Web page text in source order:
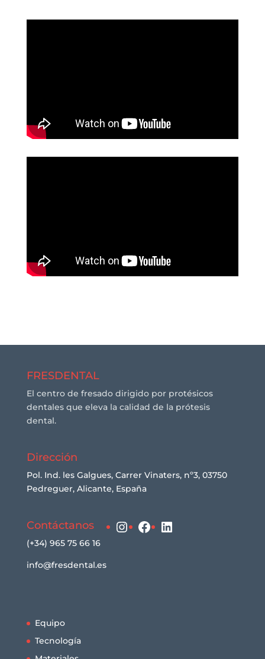
FRESDENTAL
El centro de fresado dirigido por protésicos
dentales que eleva la calidad de la prótesis
dental.
Dirección
Pol. Ind. les Galgues, Carrer Vinaters, nº3, 03750
Pedreguer, Alicante, España
Contáctanos
(+34) 965 75 66 16
info@fresdental.es
Instagram
Facebook
LinkedIn
Equipo
Tecnología